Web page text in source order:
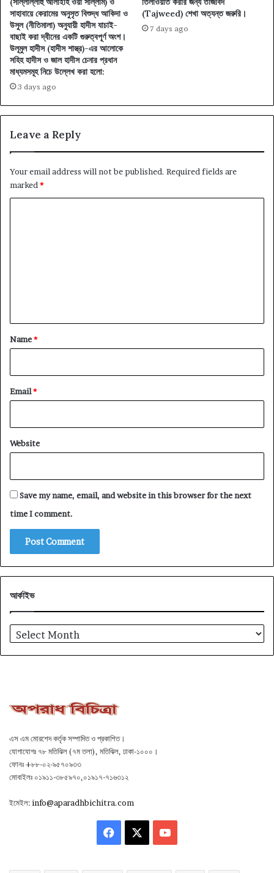
সাহাবায়ে কেরামের অনুসৃত বিশুদ্ধ আকিদা ও
উসুল (নীতিমালা) অনুযায়ী হাদীস যাচাই-
বাছাই করা দ্বীনের একটি গুরুত্বপূর্ণ অংশ।
উলূমুল হাদীস (হাদীস শাস্ত্র)-এর আলোকে
সহিহ হাদীস ও জাল হাদীস চেনার প্রধান
মাধ্যমসমূহ নিচে উল্লেখ করা হলো:
3 days ago
(Tajweed) শেখা অত্যন্ত জরুরি।
7 days ago
Leave a Reply
Your email address will not be published. Required fields are
marked *
*
Name*
Email*
Website
Save my name, email, and website in this browser for the next
time I comment.
আর্কাইভ
আর্কাইভ
এস এম মোরশেদ কর্তৃক সম্পাদিত ও প্রকাশিত।
যোগাযোগঃ ৭৮ মতিঝিল (৭ম তলা), মতিঝিল, ঢাকা-১০০০।
ফোনঃ +৮৮-০২-৯৫৭০৯৩৩
মোবাইলঃ ০১৯১১-৩৮৫৯৭০,০১৯১৭-৭১৬৩১২
ইমেইল:info@aparadhbichitra.com
Facebook YouTube